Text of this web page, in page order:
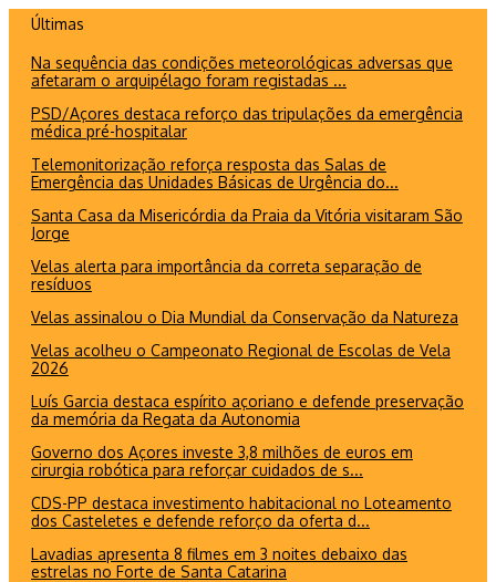
conteúdo
Últimas
Na sequência das condições meteorológicas adversas que
afetaram o arquipélago foram registadas ...
PSD/Açores destaca reforço das tripulações da emergência
médica pré-hospitalar
Telemonitorização reforça resposta das Salas de
Emergência das Unidades Básicas de Urgência do...
Santa Casa da Misericórdia da Praia da Vitória visitaram São
Jorge
Velas alerta para importância da correta separação de
resíduos
Velas assinalou o Dia Mundial da Conservação da Natureza
Velas acolheu o Campeonato Regional de Escolas de Vela
2026
Luís Garcia destaca espírito açoriano e defende preservação
da memória da Regata da Autonomia
Governo dos Açores investe 3,8 milhões de euros em
cirurgia robótica para reforçar cuidados de s...
CDS-PP destaca investimento habitacional no Loteamento
dos Casteletes e defende reforço da oferta d...
Lavadias apresenta 8 filmes em 3 noites debaixo das
estrelas no Forte de Santa Catarina